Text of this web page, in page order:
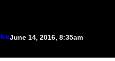
June 14, 2016, 8:35am